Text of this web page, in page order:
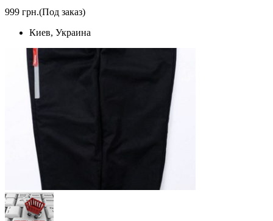
999 грн.(Под заказ)
Киев, Украина